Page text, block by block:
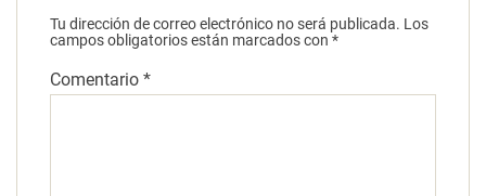
Tu dirección de correo electrónico no será publicada. Los
campos obligatorios están marcados con *
Comentario *